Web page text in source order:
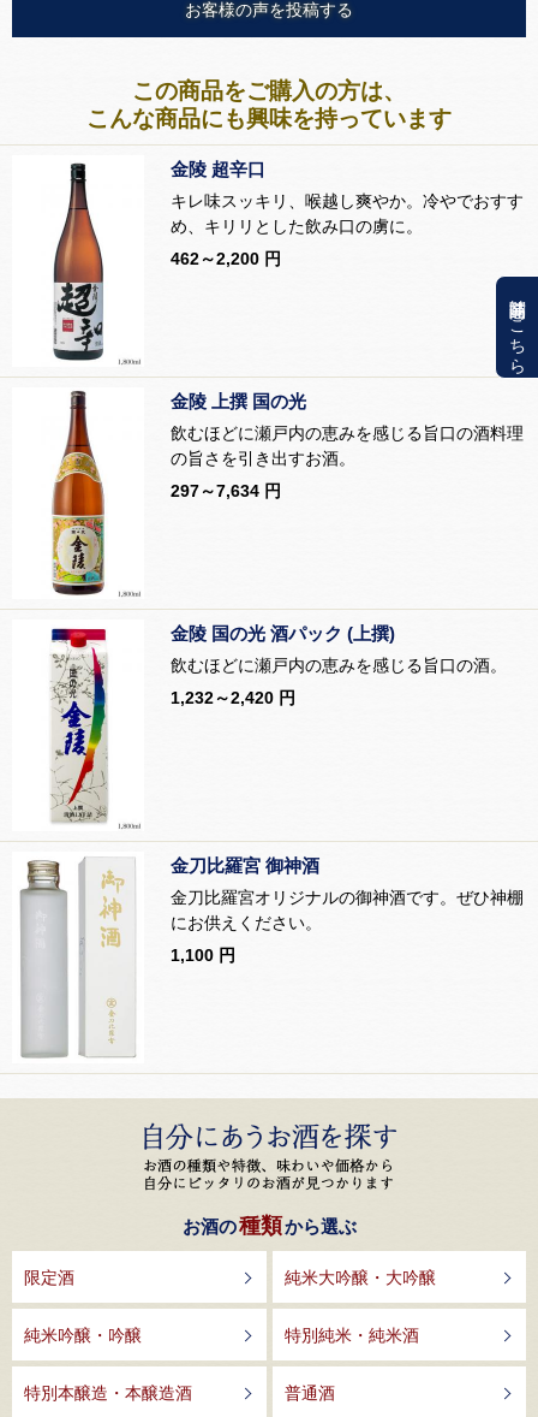
関連商品はこちら
お客様の声を投稿する
この商品をご購入の方は、
こんな商品にも興味を持っています
金陵 超辛口
キレ味スッキリ、喉越し爽やか。冷やでおすす
め、キリリとした飲み口の虜に。
462～2,200 円
金陵 上撰 国の光
飲むほどに瀬戸内の恵みを感じる旨口の酒料理
の旨さを引き出すお酒。
297～7,634 円
金陵 国の光 酒パック (上撰)
飲むほどに瀬戸内の恵みを感じる旨口の酒。
1,232～2,420 円
金刀比羅宮 御神酒
金刀比羅宮オリジナルの御神酒です。ぜひ神棚
にお供えください。
1,100 円
お酒の種類から選ぶ
限定酒 純米大吟醸・大吟醸
純米吟醸・吟醸 特別純米・純米酒
特別本醸造・本醸造酒 普通酒